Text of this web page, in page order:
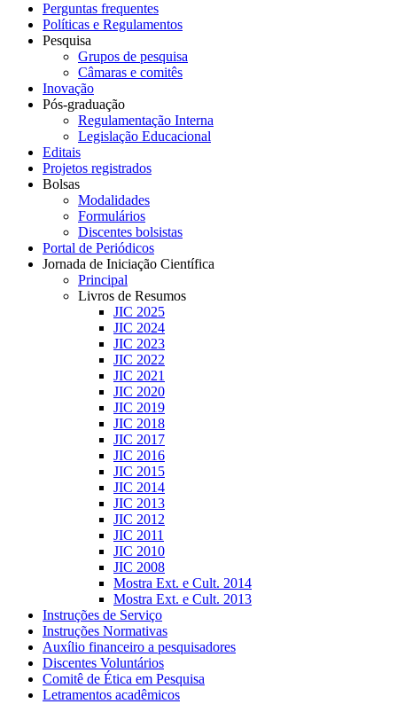
Perguntas frequentes
Políticas e Regulamentos
Pesquisa
Grupos de pesquisa
Câmaras e comitês
Inovação
Pós-graduação
Regulamentação Interna
Legislação Educacional
Editais
Projetos registrados
Bolsas
Modalidades
Formulários
Discentes bolsistas
Portal de Periódicos
Jornada de Iniciação Científica
Principal
Livros de Resumos
JIC 2025
JIC 2024
JIC 2023
JIC 2022
JIC 2021
JIC 2020
JIC 2019
JIC 2018
JIC 2017
JIC 2016
JIC 2015
JIC 2014
JIC 2013
JIC 2012
JIC 2011
JIC 2010
JIC 2008
Mostra Ext. e Cult. 2014
Mostra Ext. e Cult. 2013
Instruções de Serviço
Instruções Normativas
Auxílio financeiro a pesquisadores
Discentes Voluntários
Comitê de Ética em Pesquisa
Letramentos acadêmicos